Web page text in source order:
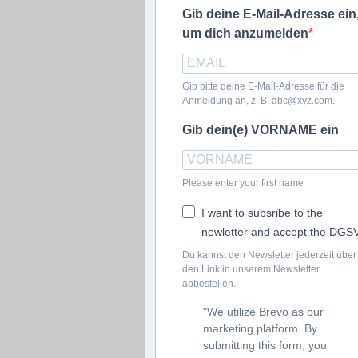
Gib deine E-Mail-Adresse
um dich anzumelden
Gib bitte deine E-Mail-Adresse für die
Anmeldung an, z. B. abc@xyz.com.
Gib dein(e) VORNAME ein
Please enter your first name
I want to subsribe to the
newletter and accept the
Du kannst den Newsletter jederzeit über
den Link in unserem Newsletter
abbestellen.
"We utilize Brevo as our
marketing platform. By
submitting this form, you